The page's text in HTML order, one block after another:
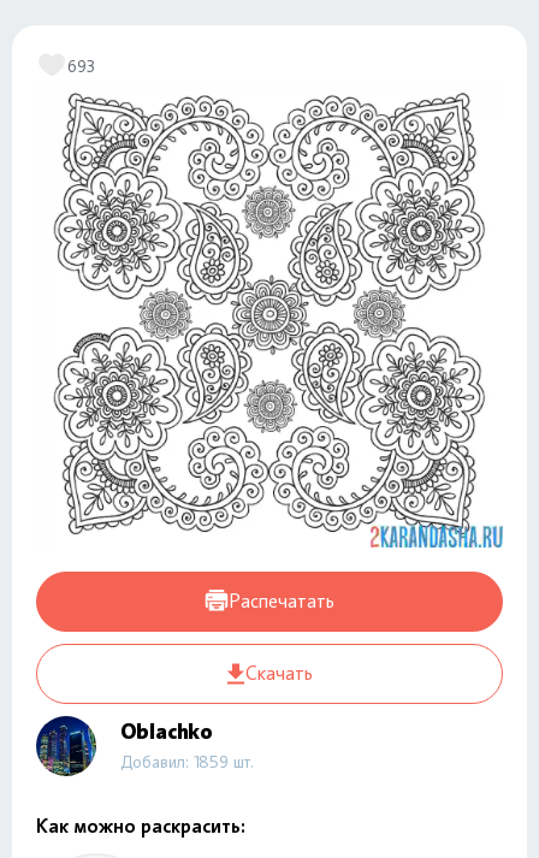
693
Распечатать
Скачать
Oblachko
Добавил: 1859 шт.
Как можно раскрасить: